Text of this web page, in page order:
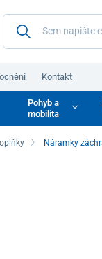
Kontakt
Pohyb a
mobilita
Náramky